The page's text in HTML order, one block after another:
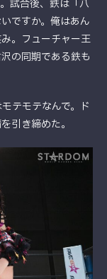
試合後、鉄は「八
ですか。俺はあん
。フューチャー王
の同期である鉄も
テモテなんで。ド
引き締めた。